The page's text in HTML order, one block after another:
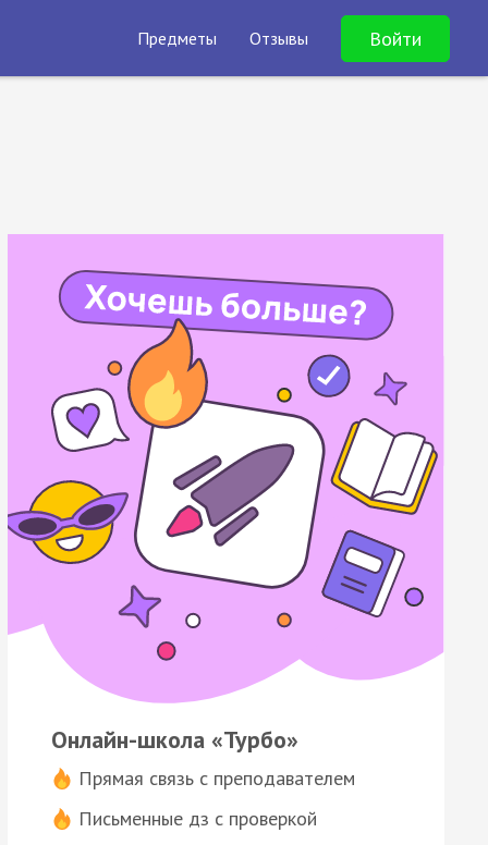
Предметы Отзывы Войти
Онлайн-школа «Турбо»
Прямая связь с преподавателем
Письменные дз с проверкой